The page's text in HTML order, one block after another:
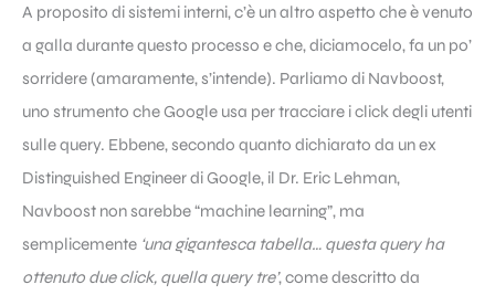
A proposito di sistemi interni, c’è un altro aspetto che è venuto
a galla durante questo processo e che, diciamocelo, fa un po’
sorridere (amaramente, s’intende). Parliamo di Navboost,
uno strumento che Google usa per tracciare i click degli utenti
sulle query. Ebbene, secondo quanto dichiarato da un ex
Distinguished Engineer di Google, il Dr. Eric Lehman,
Navboost non sarebbe “machine learning”, ma
semplicemente ‘una gigantesca tabella… questa query ha
ottenuto due click, quella query tre’, come descritto da